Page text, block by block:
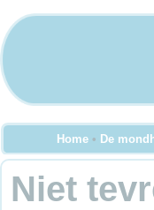
Home • De
Niet